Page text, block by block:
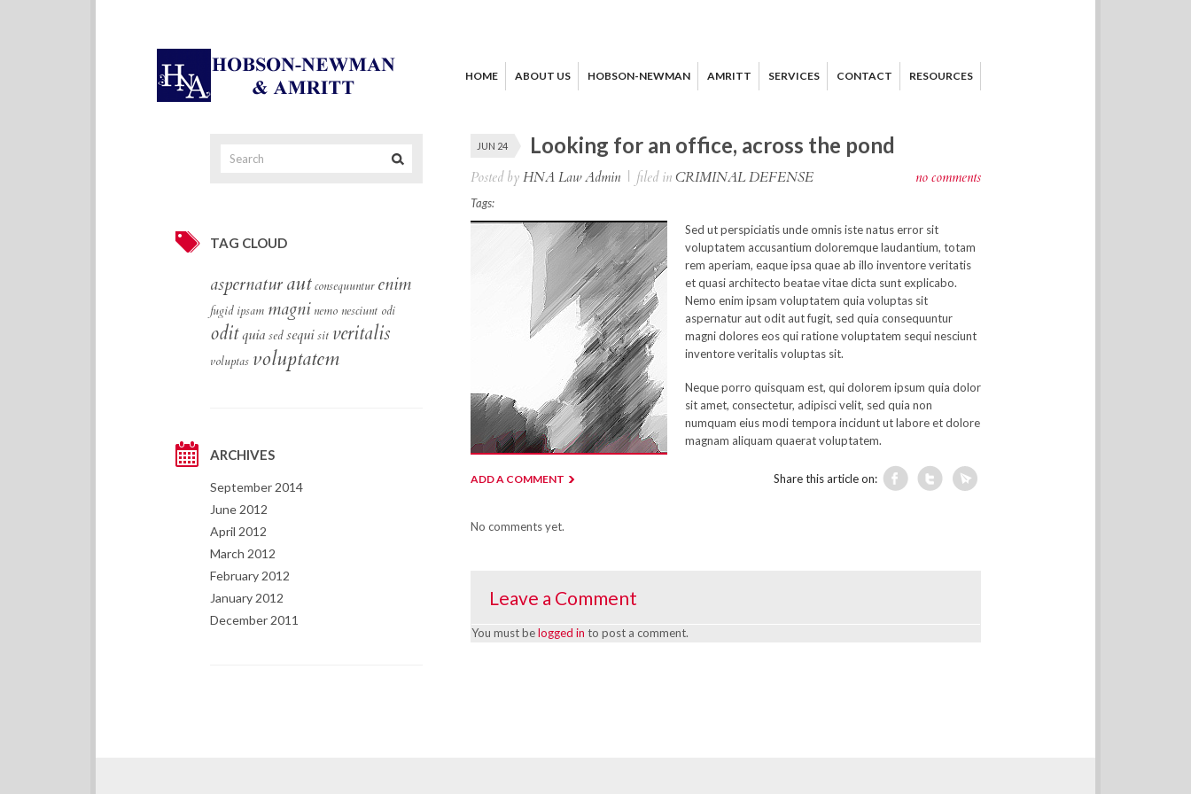
HOME ABOUT US HOBSON-NEWMAN AMRITT SERVICES CONTACT RESOURCES
JUN 24 Looking for an office, across the pond
Posted by HNA Law Admin | filed in CRIMINAL DEFENSE no comments
Tags:
Sed ut perspiciatis unde omnis iste natus error sit
voluptatem accusantium doloremque laudantium, totam
rem aperiam, eaque ipsa quae ab illo inventore veritatis
et quasi architecto beatae vitae dicta sunt explicabo.
Nemo enim ipsam voluptatem quia voluptas sit
aspernatur aut odit aut fugit, sed quia consequuntur
magni dolores eos qui ratione voluptatem sequi nesciunt
inventore veritalis voluptas sit.
Neque porro quisquam est, qui dolorem ipsum quia dolor
sit amet, consectetur, adipisci velit, sed quia non
numquam eius modi tempora incidunt ut labore et dolore
magnam aliquam quaerat voluptatem.
Share this article on:
ADD A COMMENT
No comments yet.
Leave a Comment
You must belogged in to post a comment.
TAG CLOUD
aspernaturaut consequuntur enim
fugid ipsam magni nemo nesciunt odi
oditquia sed sequi sit veritalis
voluptas voluptatem
ARCHIVES
September 2014
June 2012
April 2012
March 2012
February 2012
January 2012
December 2011